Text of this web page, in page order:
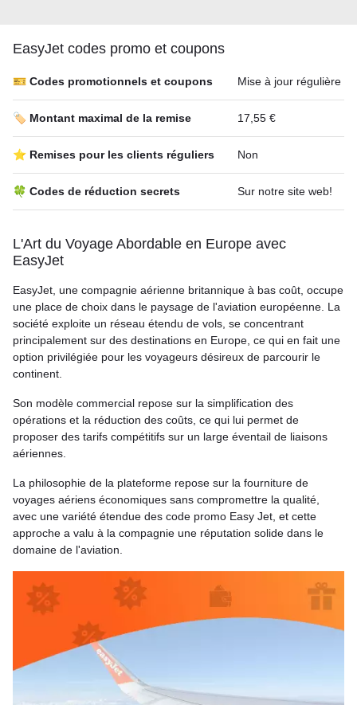
EasyJet codes promo et coupons
🎫 Codes promotionnels et coupons Mise à jour régulière
🏷️ Montant maximal de la remise 17,55 €
⭐ Remises pour les clients réguliers Non
🍀 Codes de réduction secrets Sur notre site web!
L'Art du Voyage Abordable en Europe avec
EasyJet
EasyJet, une compagnie aérienne britannique à bas coût, occupe
une place de choix dans le paysage de l'aviation européenne. La
société exploite un réseau étendu de vols, se concentrant
principalement sur des destinations en Europe, ce qui en fait une
option privilégiée pour les voyageurs désireux de parcourir le
continent.
Son modèle commercial repose sur la simplification des
opérations et la réduction des coûts, ce qui lui permet de
proposer des tarifs compétitifs sur un large éventail de liaisons
aériennes.
La philosophie de la plateforme repose sur la fourniture de
voyages aériens économiques sans compromettre la qualité,
avec une variété étendue des code promo Easy Jet, et cette
approche a valu à la compagnie une réputation solide dans le
domaine de l'aviation.